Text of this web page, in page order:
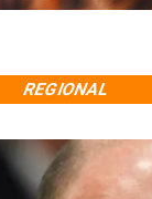
REGIONAL